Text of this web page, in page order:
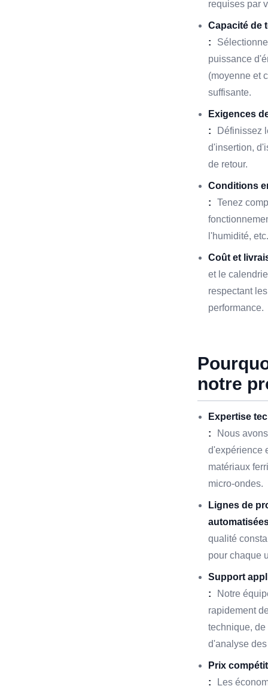
requises par
Capacité de
:
puissance
(moyenne et
suffisante.
Exigences
:
Définissez
d'insertion,
de retour.
Conditions
:
Tenez
l'humidité, etc.
Coût et
et le
respectant
performance.
notre
Expertise
:
Nous
d'expérience
matériaux
micro-ondes.
Lignes de
qualité
pour chaque
Support
:
Notre
rapidement
technique,
d'analyse
Prix
:
Les